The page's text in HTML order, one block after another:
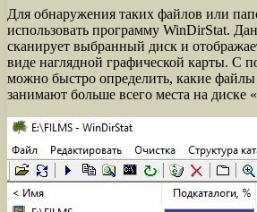
Для обнаружения таких файлов или
использовать программу WinDirStat.
сканирует выбранный диск и
виде наглядной графической карты. С
можно быстро определить, какие
занимают больше всего места на диске